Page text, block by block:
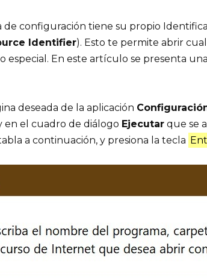
de configuración tiene su propio
Identifier). Esto te permite abrir
especial. En este artículo se presenta
deseada de la aplicación
en el cuadro de diálogo Ejecutar que se
a continuación, y presiona la tecla